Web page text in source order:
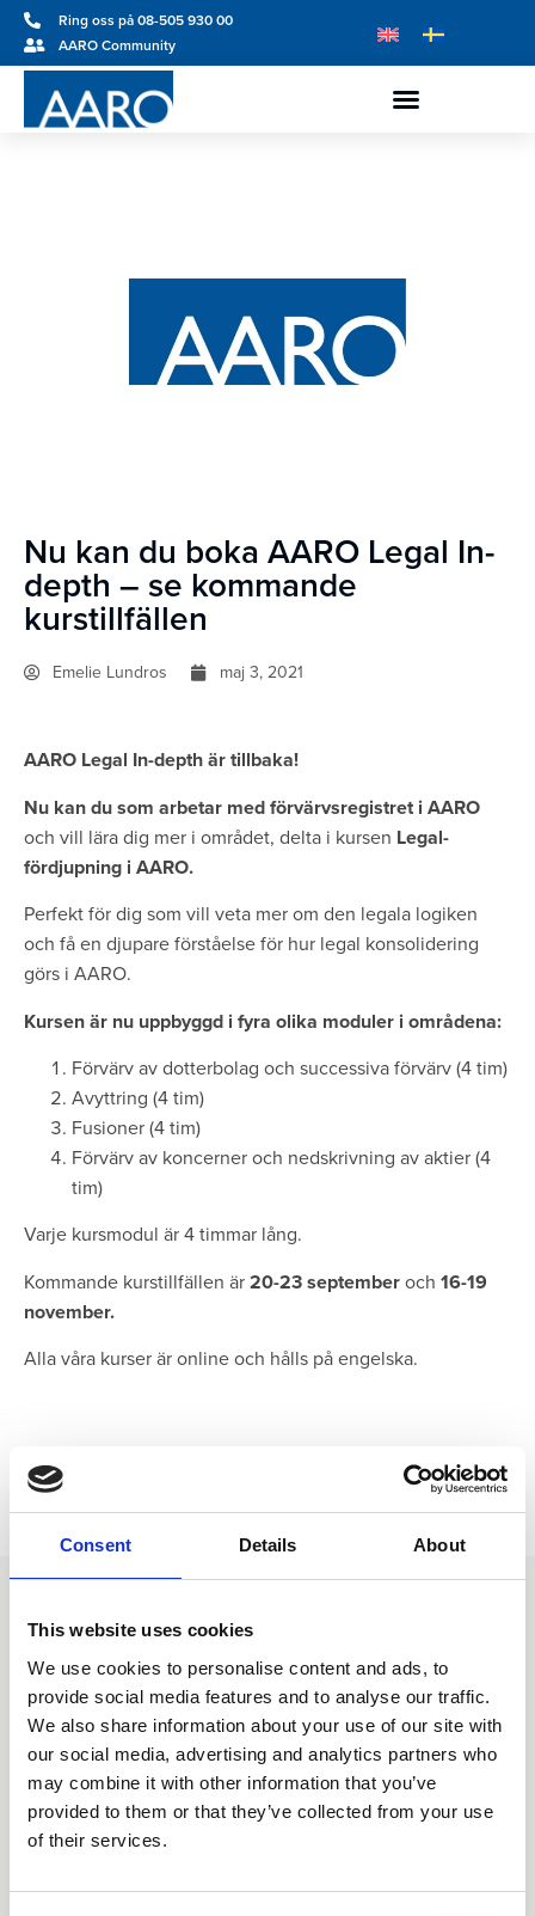
Consent Details About
This website uses cookies
We use cookies to personalise content and ads, to
provide social media features and to analyse our traffic.
We also share information about your use of our site with
our social media, advertising and analytics partners who
may combine it with other information that you’ve
provided to them or that they’ve collected from your use
of their services.
Ring oss på 08-505 930 00
AARO Community
Nu kan du boka AARO Legal In-
depth – se kommande
kurstillfällen
Emelie Lundros maj 3, 2021
AARO Legal In-depth är tillbaka!
Nu kan du som arbetar med förvärvsregistret i AARO
och vill lära dig mer i området, delta i kursen Legal-
fördjupning i AARO.
Perfekt för dig som vill veta mer om den legala logiken
och få en djupare förståelse för hur legal konsolidering
görs i AARO.
Kursen är nu uppbyggd i fyra olika moduler i områdena:
Förvärv av dotterbolag och successiva förvärv (4 tim)
Avyttring (4 tim)
Fusioner (4 tim)
Förvärv av koncerner och nedskrivning av aktier (4
tim)
Varje kursmodul är 4 timmar lång.
Kommande kurstillfällen är20-23 septemberoch 16-19
november.
Alla våra kurser är online och hålls på engelska.
Ring oss på 08-505 930 00
Supportärenden
Våra kontor